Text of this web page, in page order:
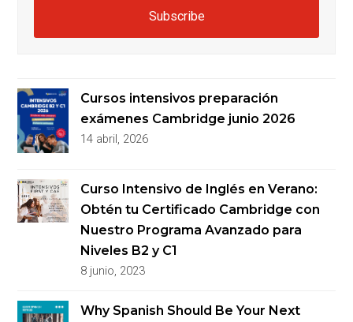
Subscribe
Cursos intensivos preparación
exámenes Cambridge junio 2026
14 abril, 2026
Curso Intensivo de Inglés en Verano:
Obtén tu Certificado Cambridge con
Nuestro Programa Avanzado para
Niveles B2 y C1
8 junio, 2023
Why Spanish Should Be Your Next